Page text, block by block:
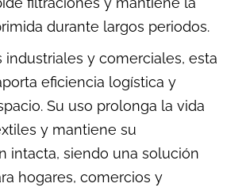
durante largos periodos.
industriales y comerciales, esta
eficiencia logística y
Su uso prolonga la vida
y mantiene su
intacta, siendo una solución
hogares, comercios y